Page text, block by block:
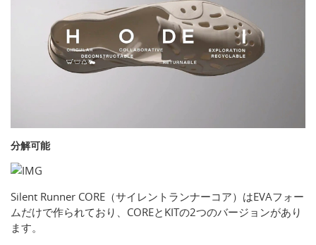
分解可能
Silent Runner CORE（サイレントランナーコア）はEVAフォー
ムだけで作られており、COREとKITの2つのバージョンがあり
ます。